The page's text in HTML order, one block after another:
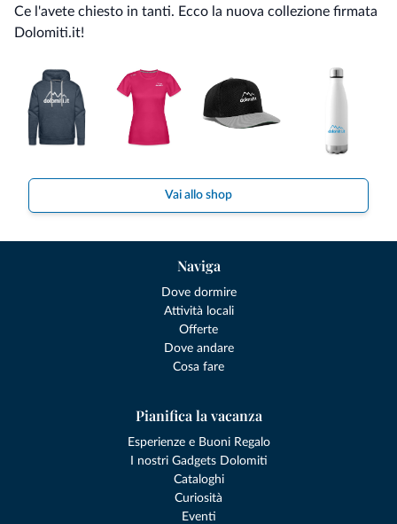
Ce l'avete chiesto in tanti. Ecco la nuova collezione firmata
Dolomiti.it!
Vai allo shop
Naviga
Dove dormire
Attività locali
Offerte
Dove andare
Cosa fare
Pianifica la vacanza
Esperienze e Buoni Regalo
I nostri Gadgets Dolomiti
Cataloghi
Curiosità
Eventi